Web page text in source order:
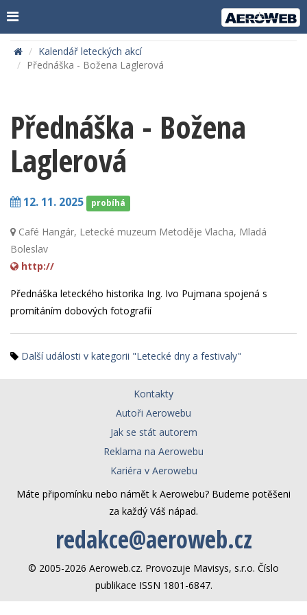
Kalendář leteckých akcí
Přednáška - Božena Laglerová
Přednáška - Božena
Laglerová
12. 11. 2025 probíhá
Café Hangár, Letecké muzeum Metoděje Vlacha, Mladá
Boleslav
http://
Přednáška leteckého historika Ing. Ivo Pujmana spojená s
promítáním dobových fotografií
Další události v kategorii "Letecké dny a festivaly"
Kontakty
Autoři Aerowebu
Jak se stát autorem
Reklama na Aerowebu
Kariéra v Aerowebu
Máte připomínku nebo námět k Aerowebu? Budeme potěšeni
za každý Váš nápad.
redakce@aeroweb.cz
© 2005-2026 Aeroweb.cz. Provozuje Mavisys, s.r.o. Číslo
publikace ISSN 1801-6847.